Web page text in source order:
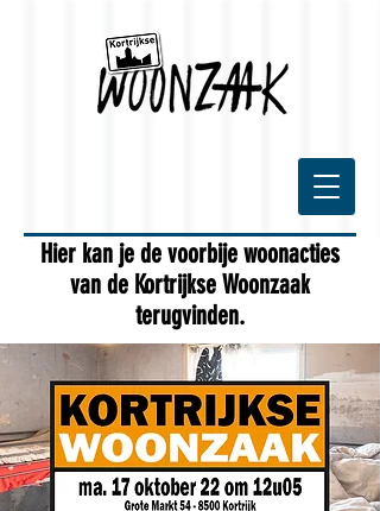
Hier kan je de voorbije woonacties
van de Kortrijkse Woonzaak
terugvinden.